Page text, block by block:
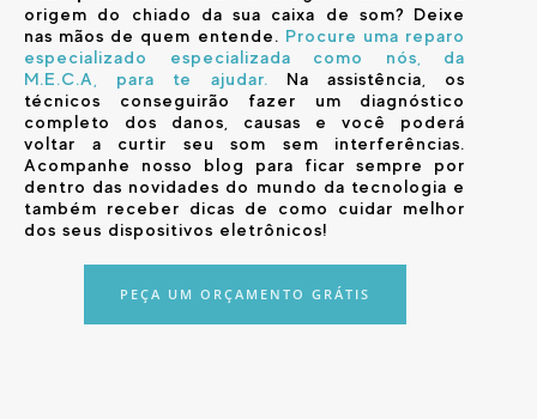
origem do chiado da sua caixa de som? Deixe
nas mãos de quem entende. Procure uma reparo
especializado especializada como nós, da
M.E.C.A, para te ajudar. Na assistência, os
técnicos conseguirão fazer um diagnóstico
completo dos danos, causas e você poderá
voltar a curtir seu som sem interferências.
Acompanhe nosso blog para ficar sempre por
dentro das novidades do mundo da tecnologia e
também receber dicas de como cuidar melhor
dos seus dispositivos eletrônicos!
PEÇA UM ORÇAMENTO GRÁTIS